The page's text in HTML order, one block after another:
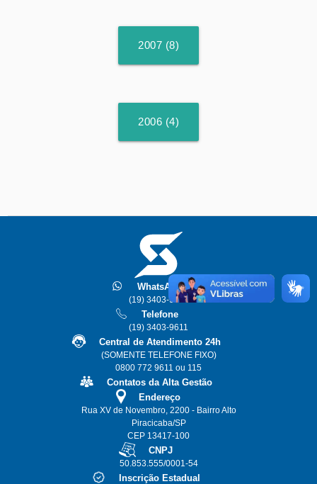
2007 (8)
2006 (4)
WhatsApp
(19) 3403-9608
Telefone
(19) 3403-9611
Central de Atendimento 24h
(SOMENTE TELEFONE FIXO)
0800 772 9611 ou 115
Contatos da Alta Gestão
Endereço
Rua XV de Novembro, 2200 - Bairro Alto
Piracicaba/SP
CEP 13417-100
CNPJ
50.853.555/0001-54
Inscrição Estadual